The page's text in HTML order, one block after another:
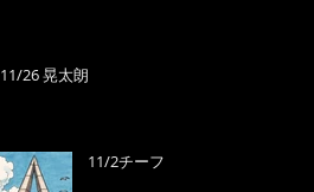
11/26 晃太朗
11/2チーフ